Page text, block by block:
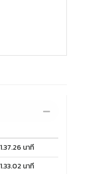
1.37.26 นาที
1.33.02 นาที